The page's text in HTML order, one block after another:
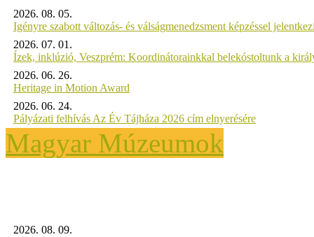
2026. 08. 05.
Igényre szabott változás- és válságmenedzsment képzéssel
2026. 07. 01.
Ízek, inklúzió, Veszprém: Koordinátorainkkal belekóstoltunk a
2026. 06. 26.
Heritage in Motion Award
2026. 06. 24.
Pályázati felhívás Az Év Tájháza 2026 cím elnyerésére
Magyar Múzeumok
2026. 08. 09.